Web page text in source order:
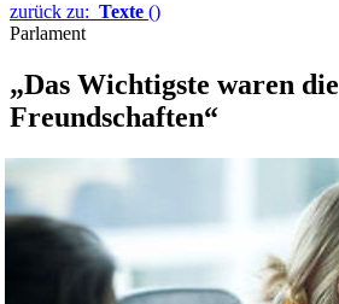
zurück zu: Texte ()
Parlament
„Das Wichtigste waren die
Freundschaften“